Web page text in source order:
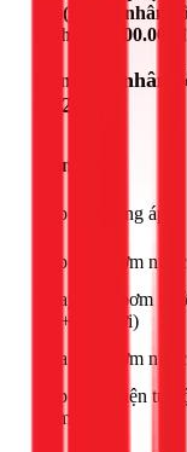
gói (máy + nhân
bình từ
Bảng giá nhân
02/2026)
Hạng mục
Lắp bơm tăng áp
Lắp máy bơm nước
Thay máy bơm
cũ + lắp mới)
Sửa máy bơm nước
Lắp phao điện tự
bơm nước